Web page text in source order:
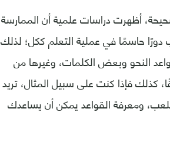
أظهرت دراسات علمية أن الممارسة
دورًا حاسمًا في عملية التعلم ككل؛ لذلك
النحو وبعض الكلمات، وغيرها من
كذلك فإذا كنت على سبيل المثال، تريد
ومعرفة القواعد يمكن أن يساعدك